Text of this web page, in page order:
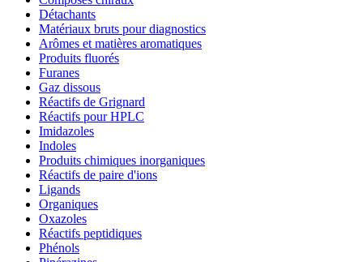
Détachants
Matériaux bruts pour diagnostics
Arômes et matières aromatiques
Produits fluorés
Furanes
Gaz dissous
Réactifs de Grignard
Réactifs pour HPLC
Imidazoles
Indoles
Produits chimiques inorganiques
Réactifs de paire d'ions
Ligands
Organiques
Oxazoles
Réactifs peptidiques
Phénols